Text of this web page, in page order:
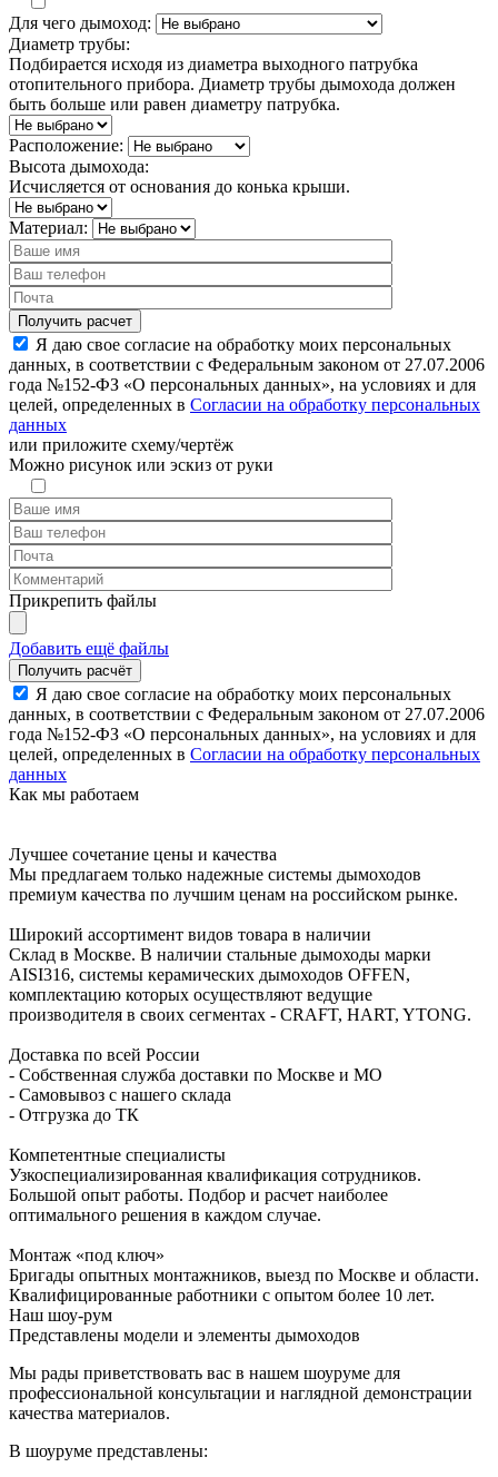
Для чего дымоход:
Диаметр трубы:
Подбирается исходя из диаметра выходного патрубка
отопительного прибора. Диаметр трубы дымохода должен
быть больше или равен диаметру патрубка.
Расположение:
Высота дымохода:
Исчисляется от основания до конька крыши.
Материал:
Я даю свое согласие на обработку моих персональных
данных, в соответствии с Федеральным законом от 27.07.2006
года №152-ФЗ «О персональных данных», на условиях и для
целей, определенных в Согласии на обработку персональных
данных
или приложите схему/чертёж
Можно рисунок или эскиз от руки
Прикрепить файлы
Добавить ещё файлы
Я даю свое согласие на обработку моих персональных
данных, в соответствии с Федеральным законом от 27.07.2006
года №152-ФЗ «О персональных данных», на условиях и для
целей, определенных в Согласии на обработку персональных
данных
Как мы работаем
Лучшее сочетание цены и качества
Мы предлагаем только надежные системы дымоходов
премиум качества по лучшим ценам на российском рынке.
Широкий ассортимент видов товара в наличии
Склад в Москве. В наличии стальные дымоходы марки
AISI316, системы керамических дымоходов OFFEN,
комплектацию которых осуществляют ведущие
производителя в своих сегментах - CRAFT, HART, YTONG.
Доставка по всей России
- Собственная служба доставки по Москве и МО
- Самовывоз с нашего склада
- Отгрузка до ТК
Компетентные специалисты
Узкоспециализированная квалификация сотрудников.
Большой опыт работы. Подбор и расчет наиболее
оптимального решения в каждом случае.
Монтаж «под ключ»
Бригады опытных монтажников, выезд по Москве и области.
Квалифицированные работники с опытом более 10 лет.
Наш шоу-рум
Представлены модели и элементы дымоходов
Мы рады приветствовать вас в нашем шоуруме для
профессиональной консультации и наглядной демонстрации
качества материалов.
В шоуруме представлены: